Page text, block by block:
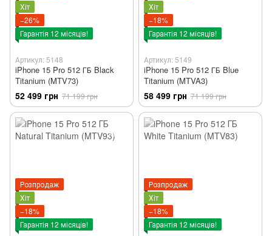
Хіт
−26%
Гарантія 12 місяців!
Артикул: 5148
iPhone 15 Pro 512 ГБ Black
Titanium (MTV73)
52 499 грн 71 199 грн
Хіт
−18%
Гарантія 12 місяців!
Артикул: 5149
iPhone 15 Pro 512 ГБ Blue
Titanium (MTVA3)
58 499 грн 71 199 грн
Розпродаж
Хіт
−18%
Гарантія 12 місяців!
Розпродаж
Хіт
−18%
Гарантія 12 місяців!